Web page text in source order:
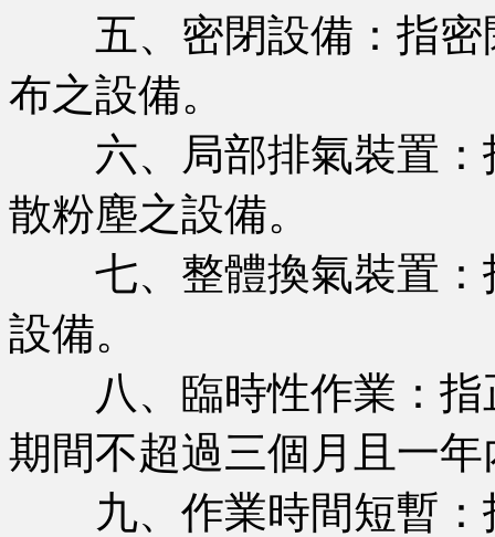
五、密閉設備：指密
布之設備。
六、局部排氣裝置：
散粉塵之設備。
七、整體換氣裝置：
設備。
八、臨時性作業：指
期間不超過三個月且一
九、作業時間短暫：